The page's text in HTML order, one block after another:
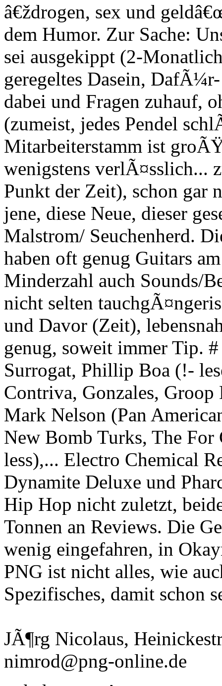
â€ždrogen, sex und
dem Humor. Zur Sache:
sei ausgekippt (2-
geregeltes Dasein,
dabei und Fragen zuhauf,
(zumeist, jedes Pendel
Mitarbeiterstamm ist
wenigstens verlÃ¤sslich...
Punkt der Zeit), schon gar
jene, diese Neue, dieser
Malstrom/ Seuchenherd.
haben oft genug Guitars
Minderzahl auch Sounds/
nicht selten
und Davor (Zeit),
genug, soweit immer Tip.
Surrogat, Phillip Boa (!-
Contriva, Gonzales,
Mark Nelson (Pan
New Bomb Turks, The
less),... Electro Chemical
Dynamite Deluxe und
Hip Hop nicht zuletzt,
Tonnen an Reviews. Die
wenig eingefahren, in
PNG ist nicht alles, wie
Spezifisches, damit schon
JÃ¶rg Nicolaus,
nimrod@png-online.de